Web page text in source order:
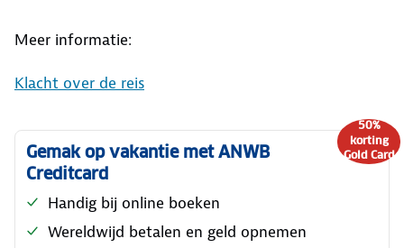
Meer informatie:
Klacht over de reis
50%
korting
Gold Card
Gemak op vakantie met ANWB
Creditcard
Handig bij online boeken
Wereldwijd betalen en geld opnemen